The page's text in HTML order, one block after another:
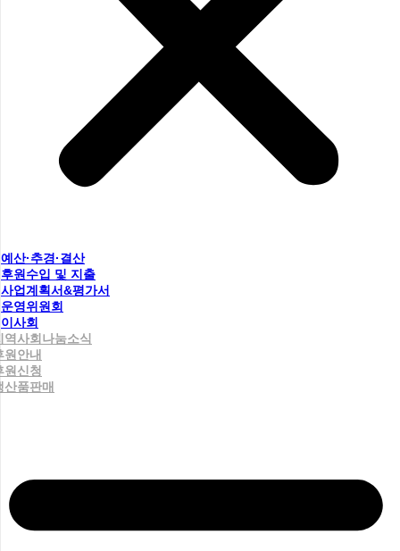
예산·추경·결산
후원수입 및 지출
사업계획서&평가서
운영위원회
이사회
역사회나눔소식
원안내
원신청
산품판매